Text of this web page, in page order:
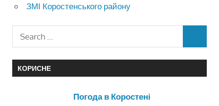
ЗМІ Коростенського району
КОРИСНЕ
Погода в Коростені